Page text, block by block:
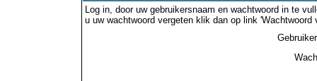
Log in, door uw gebruikersnaam en wachtwoord in te
u uw wachtwoord vergeten klik dan op link 'Wachtwoord